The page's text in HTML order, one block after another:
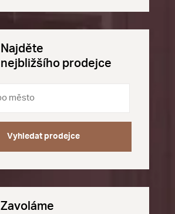
Najděte
nejbližšího prodejce
Vyhledat prodejce
Zavoláme